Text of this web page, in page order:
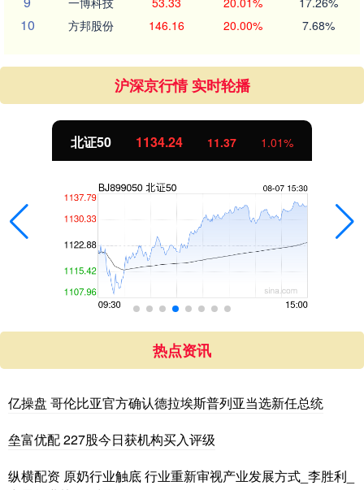
10 方邦股份 146.16 20.00% 7.68%
沪深京行情 实时轮播
北证50 1134.24 11.37 1.01%
热点资讯
亿操盘 哥伦比亚官方确认德拉埃斯普列亚当选新任总统
垒富优配 227股今日获机构买入评级
纵横配资 原奶行业触底 行业重新审视产业发展方式_李胜利_